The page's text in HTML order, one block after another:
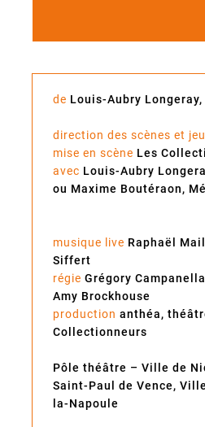
de Louis-Aubry
direction des scènes et jeu
mise en scène Les
avec Louis-Aubry
ou Maxime Boutéraon,
musique live Raphaël
Siffert
régie Grégory
Amy Brockhouse
production anthéa,
Collectionneurs
Pôle théâtre – Ville de
Saint-Paul de Vence,
la-Napoule